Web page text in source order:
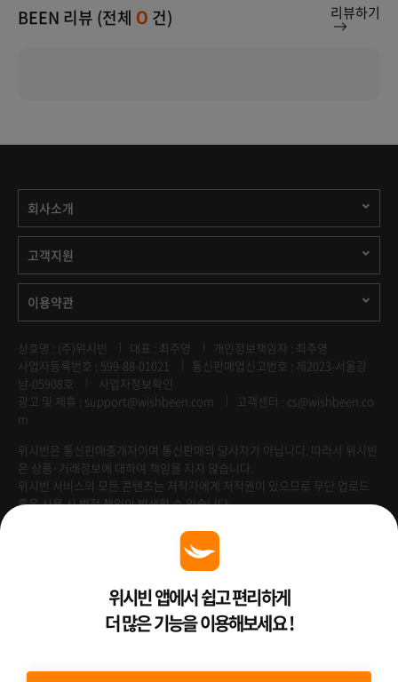
BEEN 리뷰 (전체 0 건) 리뷰하기
회사소개
고객지원
이용약관
상호명 : (주)위시빈 대표 : 최주영
개인정보책임자 : 최주영
사업자등록번호 : 599-88-01021
통신판매업신고번호 : 제2023-서울강
남-05908호
사업자정보확인
광고 및 제휴 : support@wishbeen.com
고객센터 : cs@wishbeen.co
m
위시빈은 통신판매중개자이며 통신판매의 당사자가 아닙니다. 따라서 위시빈
은 상품·거래정보에 대하여 책임을 지지 않습니다.
위시빈 서비스의 모든 콘텐츠는 저작자에게 저작권이 있으므로 무단 업로드
혹은 사용 시 법적 책임이 발생할 수 있습니다.
Venture Enterprise위시빈 앱에서 쉽고 편리하게
더 많은 기능을 이용해보세요 !